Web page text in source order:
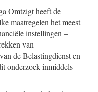
Omtzigt heeft de
maatregelen het meest
instellingen –
van
de Belastingdienst en
onderzoek inmiddels